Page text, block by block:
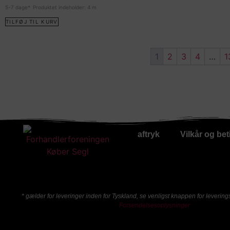
5-7 dage*
Produktet indeholder: 4 m
TILFØJ TIL KURV
1 2 3 4 …
aftryk Vilkår og
* gælder for leveringer inden for Tyskland, se venligst knappen for
Forsendelsesoplysninger